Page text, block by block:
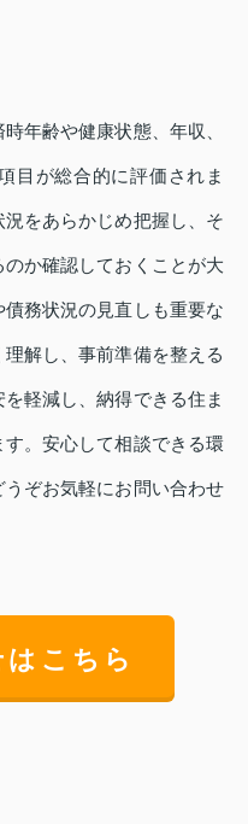
年齢や健康状態、年収、
目が総合的に評価されま
をあらかじめ把握し、そ
か確認しておくことが大
務状況の見直しも重要な
解し、事前準備を整える
軽減し、納得できる住ま
。安心して相談できる環
ぞお気軽にお問い合わせ
こちら